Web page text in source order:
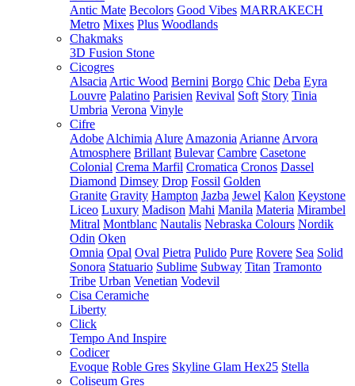
Antic Mate Becolors Good Vibes MARRAKECH
Metro Mixes Plus Woodlands
Chakmaks
3D Fusion Stone
Cicogres
Alsacia Artic Wood Bernini Borgo Chic Deba Eyra
Louvre Palatino Parisien Revival Soft Story Tinia
Umbria Verona Vinyle
Cifre
Adobe Alchimia Alure Amazonia Arianne Arvora
Atmosphere Brillant Bulevar Cambre Casetone
Colonial Crema Marfil Cromatica Cronos Dassel
Diamond Dimsey Drop Fossil Golden
Granite Gravity Hampton Jazba Jewel Kalon Keystone
Liceo Luxury Madison Mahi Manila Materia Mirambel
Mitral Montblanc Nautalis Nebraska Colours Nordik
Odin Oken
Omnia Opal Oval Pietra Pulido Pure Rovere Sea Solid
Sonora Statuario Sublime Subway Titan Tramonto
Tribe Urban Venetian Vodevil
Cisa Ceramiche
Liberty
Click
Tempo And Inspire
Codicer
Evoque Roble Gres Skyline Glam Hex25 Stella
Coliseum Gres